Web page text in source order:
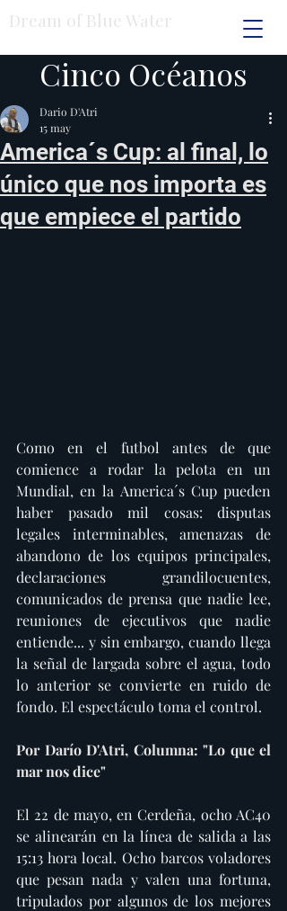
Dream of Blue Water
Cinco Océanos
America´s Cup: al final, lo
único que nos importa es
que empiece el partido
Dario D'Atri
15 may
Como en el futbol antes de que
comience a rodar la pelota en un
Mundial, en la America´s Cup pueden
haber pasado mil cosas: disputas
legales interminables, amenazas de
abandono de los equipos principales,
declaraciones grandilocuentes,
comunicados de prensa que nadie lee,
reuniones de ejecutivos que nadie
entiende... y sin embargo, cuando llega
la señal de largada sobre el agua, todo
lo anterior se convierte en ruido de
fondo. El espectáculo toma el control.
Por Darío D'Atri, Columna: "Lo que el
mar nos dice"
El 22 de mayo, en Cerdeña, ocho AC40
se alinearán en la línea de salida a las
15:13 hora local. Ocho barcos voladores
que pesan nada y valen una fortuna,
tripulados por algunos de los mejores